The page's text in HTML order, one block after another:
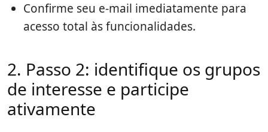
Confirme seu e-mail imediatamente para
acesso total às funcionalidades.
2. Passo 2: identifique os grupos
de interesse e participe
ativamente